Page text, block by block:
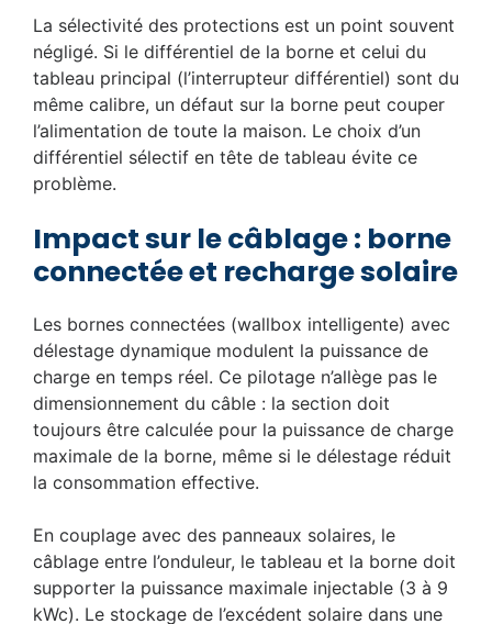
La sélectivité des protections est un point souvent
négligé. Si le différentiel de la borne et celui du
tableau principal (l’interrupteur différentiel) sont du
même calibre, un défaut sur la borne peut couper
l’alimentation de toute la maison. Le choix d’un
différentiel sélectif en tête de tableau évite ce
problème.
Impact sur le câblage : borne
connectée et recharge solaire
Les bornes connectées (wallbox intelligente) avec
délestage dynamique modulent la puissance de
charge en temps réel. Ce pilotage n’allège pas le
dimensionnement du câble : la section doit
toujours être calculée pour la puissance de charge
maximale de la borne, même si le délestage réduit
la consommation effective.
En couplage avec des panneaux solaires, le
câblage entre l’onduleur, le tableau et la borne doit
supporter la puissance maximale injectable (3 à 9
kWc). Le stockage de l’excédent solaire dans une